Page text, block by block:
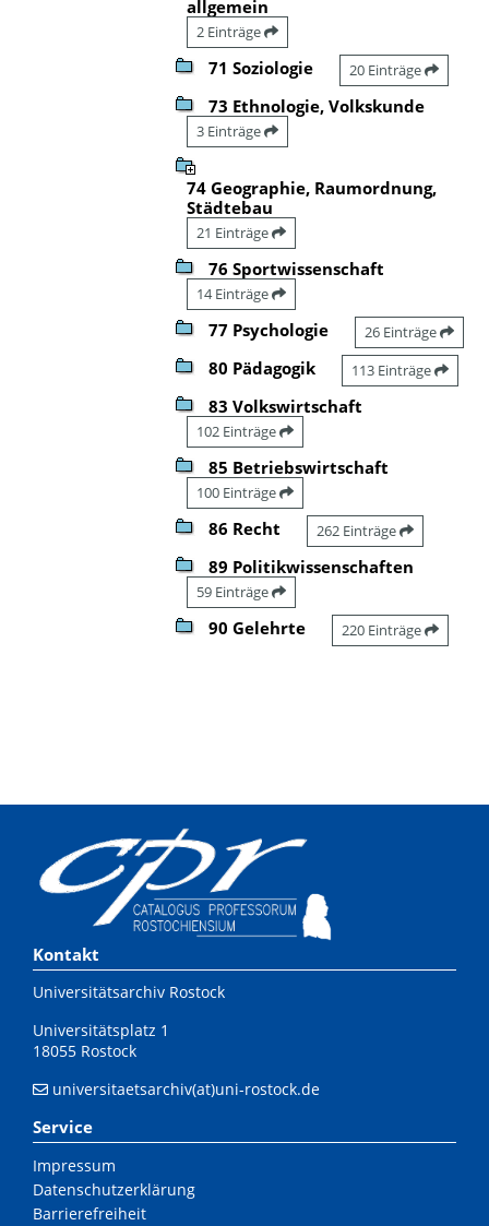
allgemein
2 Einträge
71 Soziologie 20 Einträge
73 Ethnologie, Volkskunde
3 Einträge
74 Geographie, Raumordnung,
Städtebau
21 Einträge
76 Sportwissenschaft
14 Einträge
77 Psychologie 26 Einträge
80 Pädagogik 113 Einträge
83 Volkswirtschaft
102 Einträge
85 Betriebswirtschaft
100 Einträge
86 Recht 262 Einträge
89 Politikwissenschaften
59 Einträge
90 Gelehrte 220 Einträge
Kontakt
Universitätsarchiv Rostock
Universitätsplatz 1
18055 Rostock
universitaetsarchiv(at)uni-rostock.de
Service
Impressum
Datenschutzerklärung
Barrierefreiheit